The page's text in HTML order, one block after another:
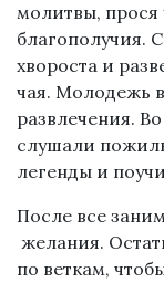
молитвы, прося
благополучия.
хвороста и
чая. Молодежь
развлечения.
слушали
легенды и
После все
желания.
по веткам,